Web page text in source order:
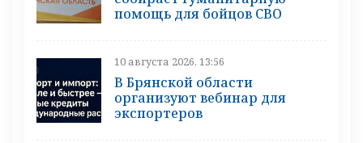
помощь для бойцов СВО
10 августа 2026, 13:56
В Брянской области
организуют вебинар для
экспортеров